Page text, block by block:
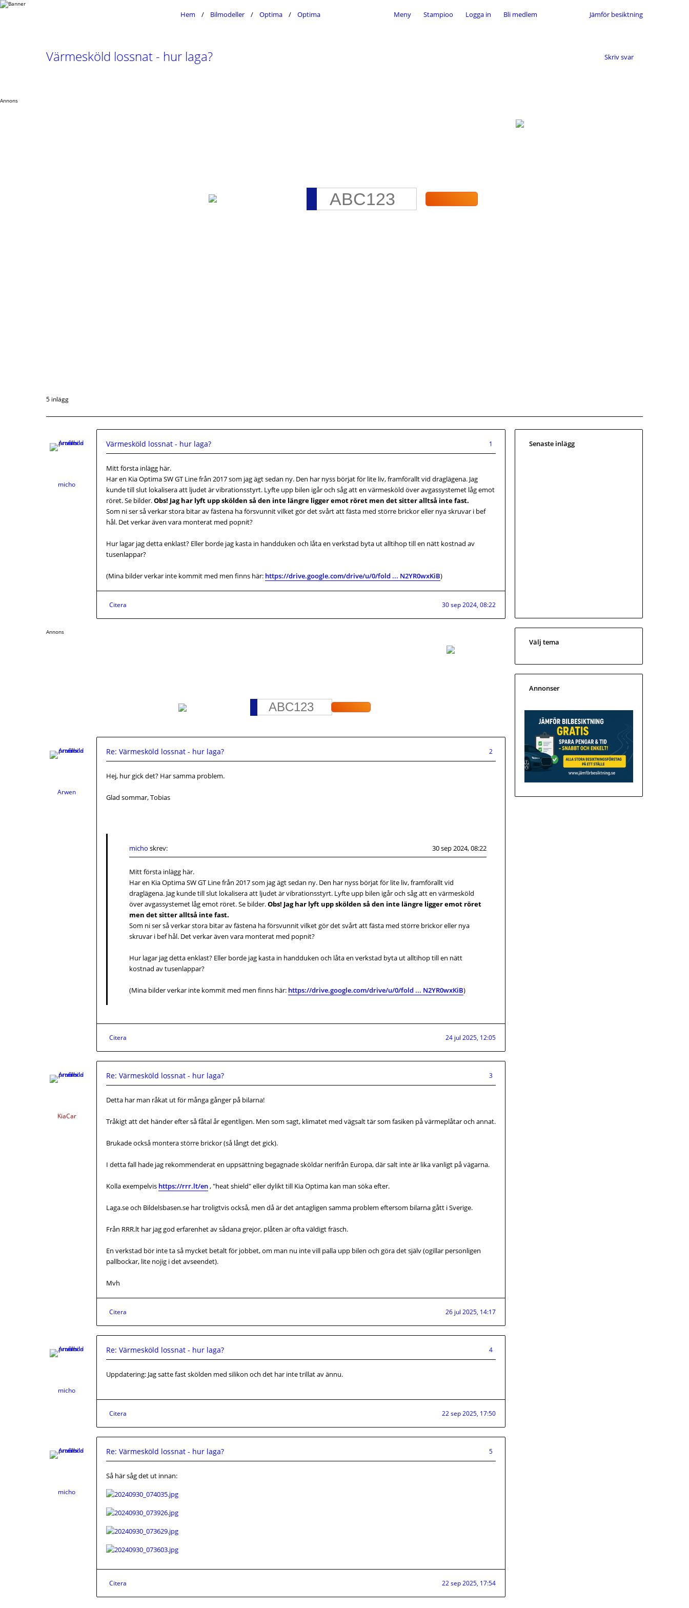
Meny Stampioo Logga in Bli medlem Jämför besiktning
Hem Bilmodeller Optima Optima
Värmesköld lossnat - hur laga? Skriv svar
Annons
5 inlägg
micho
Värmesköld lossnat - hur laga? 1
Mitt första inlägg här.
Har en Kia Optima SW GT Line från 2017 som jag ägt sedan ny. Den har nyss börjat för lite liv, framförallt vid draglägena. Jag
kunde till slut lokalisera att ljudet är vibrationsstyrt. Lyfte upp bilen igår och såg att en värmesköld över avgassystemet låg emot
röret. Se bilder.Obs! Jag har lyft upp skölden så den inte längre ligger emot röret men det sitter alltså inte fast.
Som ni ser så verkar stora bitar av fästena ha försvunnit vilket gör det svårt att fästa med större brickor eller nya skruvar i bef
hål. Det verkar även vara monterat med popnit?
Hur lagar jag detta enklast? Eller borde jag kasta in handduken och låta en verkstad byta ut alltihop till en nätt kostnad av
tusenlappar?
(Mina bilder verkar inte kommit med men finns här: https://drive.google.com/drive/u/0/fold ... N2YR0wxKiB)
Citera 30 sep 2024, 08:22
Annons
Arwen
Re: Värmesköld lossnat - hur laga? 2
Hej, hur gick det? Har samma problem.
Glad sommar, Tobias
micho skrev: 30 sep 2024, 08:22
Mitt första inlägg här.
Har en Kia Optima SW GT Line från 2017 som jag ägt sedan ny. Den har nyss börjat för lite liv, framförallt vid
draglägena. Jag kunde till slut lokalisera att ljudet är vibrationsstyrt. Lyfte upp bilen igår och såg att en värmesköld
över avgassystemet låg emot röret. Se bilder.Obs! Jag har lyft upp skölden så den inte längre ligger emot röret
men det sitter alltså inte fast.
Som ni ser så verkar stora bitar av fästena ha försvunnit vilket gör det svårt att fästa med större brickor eller nya
skruvar i bef hål. Det verkar även vara monterat med popnit?
Hur lagar jag detta enklast? Eller borde jag kasta in handduken och låta en verkstad byta ut alltihop till en nätt
kostnad av tusenlappar?
(Mina bilder verkar inte kommit med men finns här: https://drive.google.com/drive/u/0/fold ... N2YR0wxKiB)
Citera 24 jul 2025, 12:05
KiaCar
Re: Värmesköld lossnat - hur laga? 3
Detta har man råkat ut för många gånger på bilarna!
Tråkigt att det händer efter så fåtal år egentligen. Men som sagt, klimatet med vägsalt tär som fasiken på värmeplåtar och annat.
Brukade också montera större brickor (så långt det gick).
I detta fall hade jag rekommenderat en uppsättning begagnade sköldar nerifrån Europa, där salt inte är lika vanligt på vägarna.
Kolla exempelvis https://rrr.lt/en, "heat shield" eller dylikt till Kia Optima kan man söka efter.
Laga.se och Bildelsbasen.se har troligtvis också, men då är det antagligen samma problem eftersom bilarna gått i Sverige.
Från RRR.lt har jag god erfarenhet av sådana grejor, plåten är ofta väldigt fräsch.
En verkstad bör inte ta så mycket betalt för jobbet, om man nu inte vill palla upp bilen och göra det själv (ogillar personligen
pallbockar, lite nojig i det avseendet).
Mvh
Citera 26 jul 2025, 14:17
micho
Re: Värmesköld lossnat - hur laga? 4
Uppdatering: Jag satte fast skölden med silikon och det har inte trillat av ännu.
Citera 22 sep 2025, 17:50
micho
Re: Värmesköld lossnat - hur laga? 5
Så här såg det ut innan:
Citera 22 sep 2025, 17:54
Senaste inlägg
Välj tema
Annonser